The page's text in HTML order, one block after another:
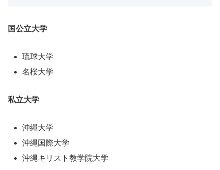
国公立大学
琉球大学
名桜大学
私立大学
沖縄大学
沖縄国際大学
沖縄キリスト教学院大学